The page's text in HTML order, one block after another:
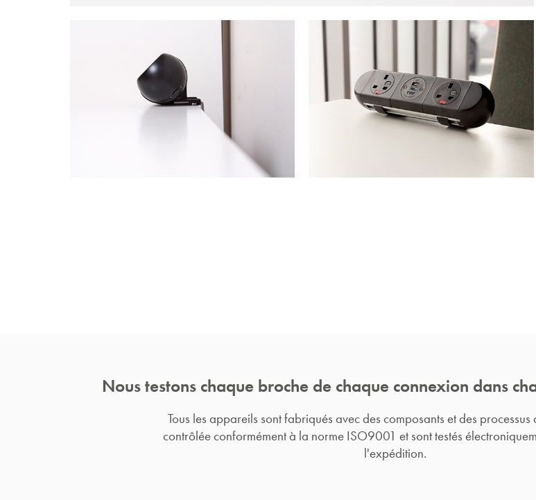
Nous testons chaque broche de chaque connexion dans
Tous les appareils sont fabriqués avec des composants et des
contrôlée conformément à la norme ISO9001 et sont testés
l'expédition.